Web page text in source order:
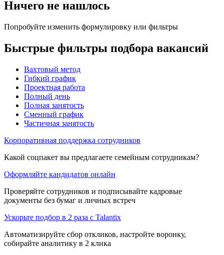
Ничего не нашлось
Попробуйте изменить формулировку или фильтры
Быстрые фильтры подбора вакансий
Вахтовый метод
Гибкий график
Проектная работа
Полный день
Полная занятость
Сменный график
Частичная занятость
Корпоративная поддержка сотрудников
Какой соцпакет вы предлагаете семейным сотрудникам?
Оформляйте кандидатов онлайн
Проверяйте сотрудников и подписывайте кадровые
документы без бумаг и личных встреч
Ускорьте подбор в 2 раза с Talantix
Автоматизируйте сбор откликов, настройте воронку,
собирайте аналитику в 2 клика